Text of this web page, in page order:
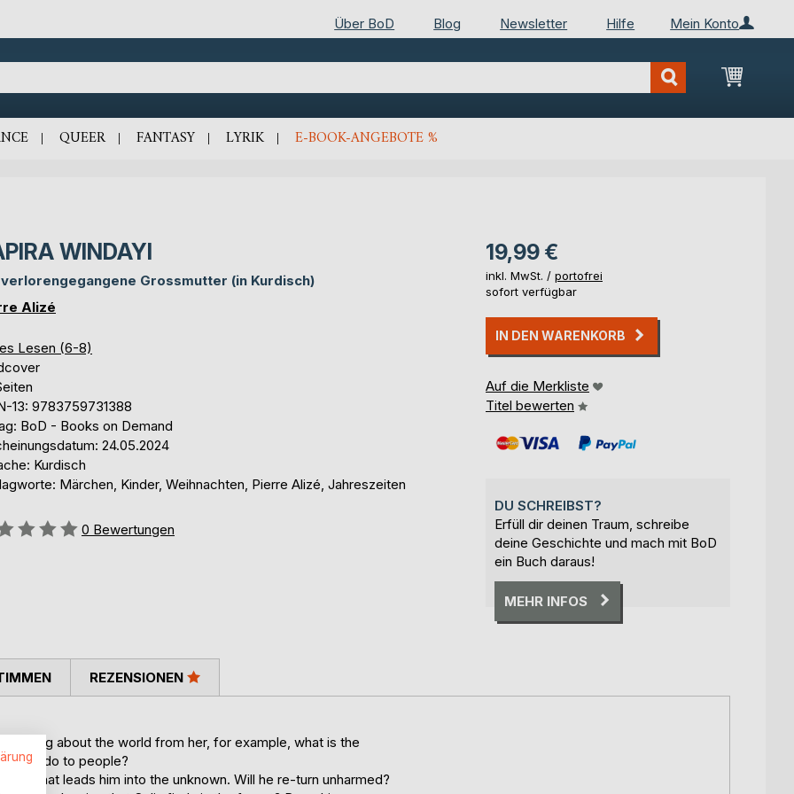
Mein Konto
Über BoD Blog Newsletter Hilfe
Mein
QUEER FANTASY LYRIK E-BOOK-ANGEBOTE %
WINDAYI
verlorengegangene Grossmutter (in Kurdisch)
Alizé
Lesen (6-8)
13: 9783759731388
BoD - Books on Demand
24.05.2024
Kurdisch
Märchen, Kinder, Weihnachten, Pierre Alizé, Jahreszeiten
0 Bewertungen
19,99 €
inkl. MwSt. / portofrei
sofort verfügbar
IN DEN WARENKORB
Auf die Merkliste
Titel bewerten
DU SCHREIBST?
Erfüll dir deinen Traum, schreibe
deine Geschichte und mach mit BoD
ein Buch daraus!
MEHR INFOS
about the world from her, for example, what is the
year do to people?
that leads him into the unknown. Will he re-turn unharmed?
REZENSIONEN